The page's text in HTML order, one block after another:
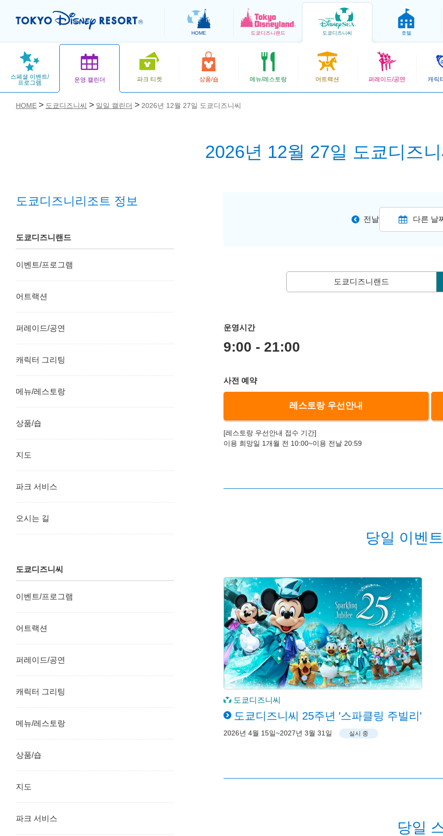
HOME 도쿄디즈니랜드 도쿄디즈니씨 호텔
스페셜 이벤트/
프로그램
운영 캘린더 파크 티켓 상품/숍 메뉴/레스토랑 어트랙션 퍼레이드/공연 캐릭
HOME 도쿄디즈니씨 일일 캘린더 2026년 12월 27일 도쿄디즈니씨
2026년 12월 27일 도쿄디즈
전날 다른 날
도쿄디즈니랜드
운영시간
9:00 - 21:00
사전 예약
레스토랑 우선안내
[레스토랑 우선안내 접수 기간]
이용 희망일 1개월 전 10:00~이용 전날 20:59
당일 이벤
도쿄디즈니씨
도쿄디즈니씨 25주년 '스파클링 주빌리'
2026년 4월 15일~2027년 3월 31일 실시 중
당일
도쿄디즈니리조트 정보
도쿄디즈니랜드
이벤트/프로그램
어트랙션
퍼레이드/공연
캐릭터 그리팅
메뉴/레스토랑
상품/숍
지도
파크 서비스
오시는 길
도쿄디즈니씨
이벤트/프로그램
어트랙션
퍼레이드/공연
캐릭터 그리팅
메뉴/레스토랑
상품/숍
지도
파크 서비스